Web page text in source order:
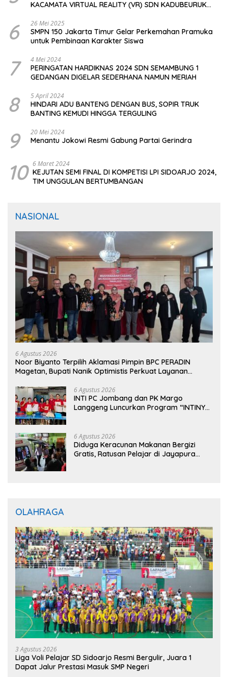
KACAMATA VIRTUAL REALITY (VR) SDN KADUBEURUK
6 26 Mei 2025
SMPN 150 Jakarta Timur Gelar Perkemahan Pramuka
untuk Pembinaan Karakter Siswa
7 4 Mei 2024
PERINGATAN HARDIKNAS 2024 SDN SEMAMBUNG 1
GEDANGAN DIGELAR SEDERHANA NAMUN MERIAH
8 5 April 2024
HINDARI ADU BANTENG DENGAN BUS, SOPIR TRUK
BANTING KEMUDI HINGGA TERGULING
9 20 Mei 2024
Menantu Jokowi Resmi Gabung Partai Gerindra
10 6 Maret 2024
KEJUTAN SEMI FINAL DI KOMPETISI LPI SIDOARJO 2024,
TIM UNGGULAN BERTUMBANGAN
NASIONAL
6 Agustus 2026
Noor Biyanto Terpilih Aklamasi Pimpin BPC PERADIN
Magetan, Bupati Nanik Optimistis Perkuat Layanan
6 Agustus 2026
INTI PC Jombang dan PK Margo
Langgeng Luncurkan Program “INTINYA
6 Agustus 2026
Diduga Keracunan Makanan Bergizi
Gratis, Ratusan Pelajar di Jayapura
OLAHRAGA
3 Agustus 2026
Liga Voli Pelajar SD Sidoarjo Resmi Bergulir, Juara 1
Dapat Jalur Prestasi Masuk SMP Negeri